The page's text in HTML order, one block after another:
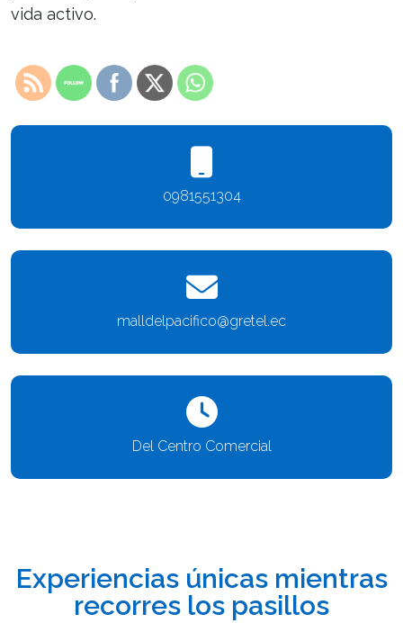
vida activo.
0981551304
malldelpacifico@gretel.ec
Del Centro Comercial
Experiencias únicas mientras
recorres los pasillos